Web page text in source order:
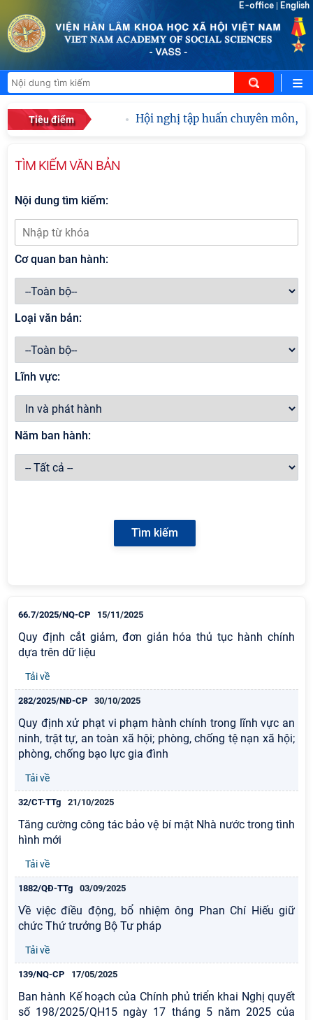
E-office English
Tiêu điểm Hội nghị tập huấn chuyên môn,
TÌM KIẾM VĂN BẢN
Nội dung tìm kiếm:
Cơ quan ban hành:
Loại văn bản:
Lĩnh vực:
Năm ban hành:
66.7/2025/NQ-CP 15/11/2025
Quy định cắt giảm, đơn giản hóa thủ tục hành chính
dựa trên dữ liệu
Tải về
282/2025/NĐ-CP 30/10/2025
Quy định xử phạt vi phạm hành chính trong lĩnh vực an
ninh, trật tự, an toàn xã hội; phòng, chống tệ nạn xã hội;
phòng, chống bạo lực gia đình
Tải về
32/CT-TTg 21/10/2025
Tăng cường công tác bảo vệ bí mật Nhà nước trong tình
hình mới
Tải về
1882/QĐ-TTg 03/09/2025
Về việc điều động, bổ nhiệm ông Phan Chí Hiếu giữ
chức Thứ trưởng Bộ Tư pháp
Tải về
139/NQ-CP 17/05/2025
Ban hành Kế hoạch của Chính phủ triển khai Nghị quyết
số 198/2025/QH15 ngày 17 tháng 5 năm 2025 của